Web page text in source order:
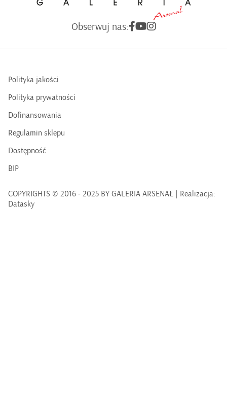
Obserwuj nas:
Polityka jakości
Polityka prywatności
Dofinansowania
Regulamin sklepu
Dostępność
BIP
COPYRIGHTS © 2016 - 2025 BY GALERIA ARSENAŁ | Realizacja:
Datasky